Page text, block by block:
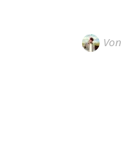
Von